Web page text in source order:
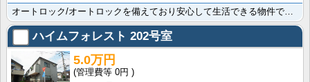
オートロック/オートロックを備えており安心して生活できる物件です ﾔﾏｻﾞｷﾃﾞｲﾘｰｽﾄｱｰ 大野･･･
ハイムフォレスト 202号室
5.0万円
0円